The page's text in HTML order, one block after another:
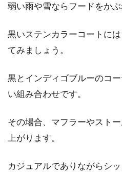
弱い雨や雪ならフードをかぶ
黒いステンカラーコートに
てみましょう。
黒とインディゴブルーのコ
い組み合わせです。
その場合、マフラーやスト
上がります。
カジュアルでありながらシ